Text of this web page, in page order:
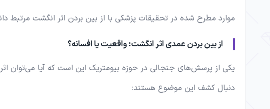
موارد مطرح شده در تحقیقات پزشکی با از بین بردن اثر انگشت مرتبط
از بین بردن عمدی اثر انگشت: واقعیت یا افسانه؟
یکی از پرسش‌های جنجالی در حوزه بیومتریک این است که آیا می‌توان اثر
دنبال کشف این موضوع هستند: